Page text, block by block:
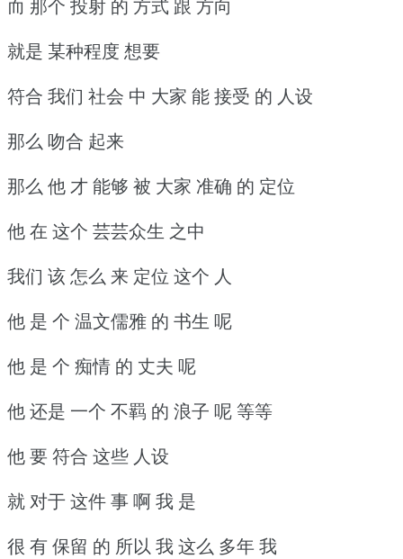
而 那个 投射 的 方式 跟 方向
就是 某种程度 想要
符合 我们 社会 中 大家 能 接受 的 人设
那么 吻合 起来
那么 他 才 能够 被 大家 准确 的 定位
他 在 这个 芸芸众生 之中
我们 该 怎么 来 定位 这个 人
他 是 个 温文儒雅 的 书生 呢
他 是 个 痴情 的 丈夫 呢
他 还是 一个 不羁 的 浪子 呢 等等
他 要 符合 这些 人设
就 对于 这件 事 啊 我 是
很 有 保留 的 所以 我 这么 多年 我